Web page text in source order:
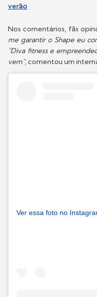
verão
Nos comentários, fãs
me garantir o Shape eu
"Diva fitness e
vem",comentou um
Ver essa foto no